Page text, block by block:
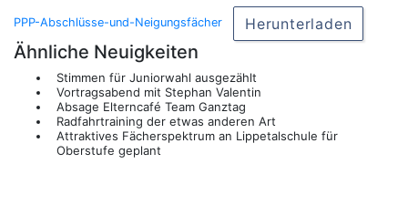
PPP-Abschlüsse-und-Neigungsfächer Herunterladen
Ähnliche Neuigkeiten
Stimmen für Juniorwahl ausgezählt
Vortragsabend mit Stephan Valentin
Absage Elterncafé Team Ganztag
Radfahrtraining der etwas anderen Art
Attraktives Fächerspektrum an Lippetalschule für
Oberstufe geplant